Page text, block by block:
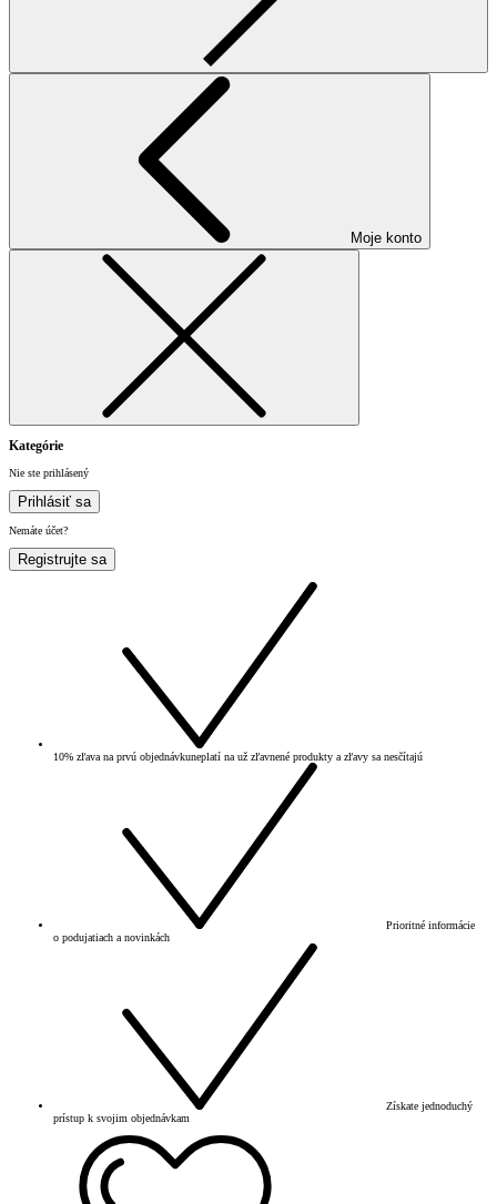
Moje konto
Kategórie
Nie ste prihlásený
Prihlásiť sa
Nemáte účet?
Registrujte sa
10% zľava na prvú objednávkuneplatí na už zľavnené produkty a zľavy sa nesčítajú
Prioritné informácie
o podujatiach a novinkách
Získate jednoduchý
prístup k svojim objednávkam